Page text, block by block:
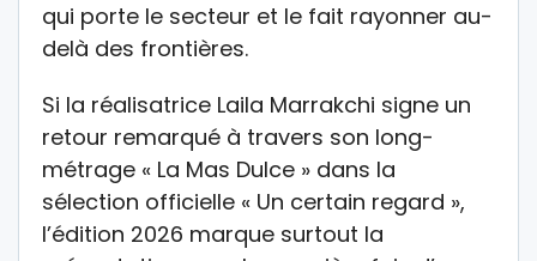
qui porte le secteur et le fait rayonner au-
delà des frontières.
Si la réalisatrice Laila Marrakchi signe un
retour remarqué à travers son long-
métrage « La Mas Dulce » dans la
sélection officielle « Un certain regard »,
l’édition 2026 marque surtout la